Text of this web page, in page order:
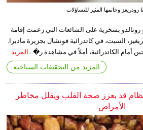
رودريغز وخاتمها المثير للتساؤلات
رونالدو بسخرية على الشائعات التي زعمت إقامة
السبت، في كاتدرائية فونشال بجزيرة ماديرا.
أمام الكاتدرائية، أملاً في مشاهدة ر�... المزيد
المزيد من التحقيقات السياحية
قد يعزز صحة القلب ويقلل مخاطر
الأمراض